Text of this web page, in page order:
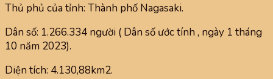
Thủ phủ của tỉnh: Thành phố Nagasaki.
Dân số: 1.266.334 người ( Dân số ước tính , ngày 1 tháng
10 năm 2023).
Diện tích: 4.130,88km2.